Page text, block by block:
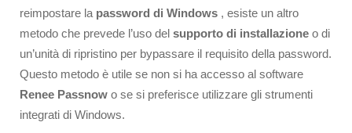
reimpostare la password di Windows , esiste un altro
metodo che prevede l’uso del supporto di installazione o di
un’unità di ripristino per bypassare il requisito della password.
Questo metodo è utile se non si ha accesso al software
Renee Passnow o se si preferisce utilizzare gli strumenti
integrati di Windows.